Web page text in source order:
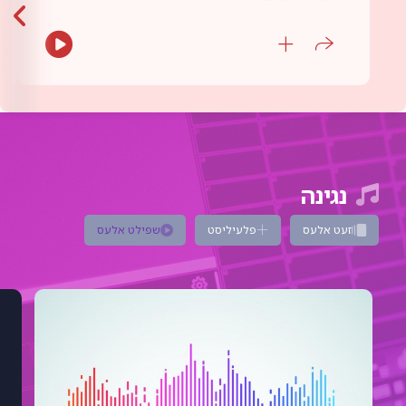
נגינה
שפילט אלעס פלעיליסט זעט אלעס